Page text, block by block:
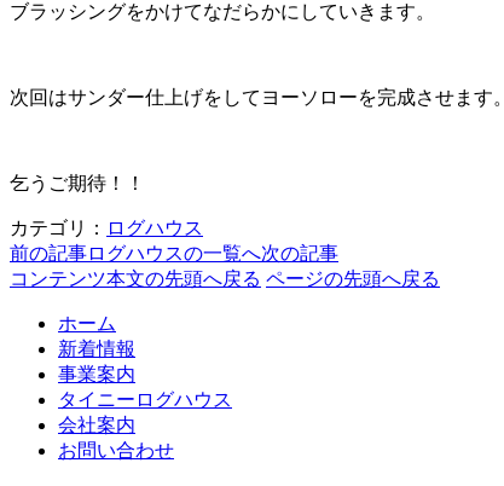
ブラッシングをかけてなだらかにしていきます。
次回はサンダー仕上げをしてヨーソローを完成させます。
乞うご期待！！
カテゴリ： ログハウス
前の記事ログハウスの一覧へ次の記事
コンテンツ本文の先頭へ戻る ページの先頭へ戻る
ホーム
新着情報
事業案内
タイニーログハウス
会社案内
お問い合わせ